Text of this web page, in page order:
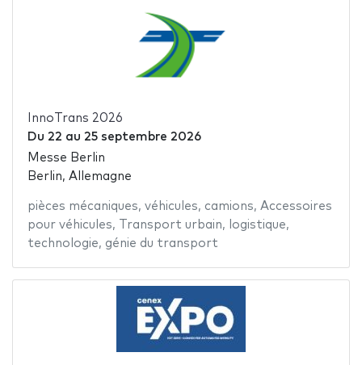
InnoTrans 2026
Du 22 au 25 septembre 2026
Messe Berlin
Berlin, Allemagne
pièces mécaniques, véhicules, camions, Accessoires
pour véhicules, Transport urbain, logistique,
technologie, génie du transport